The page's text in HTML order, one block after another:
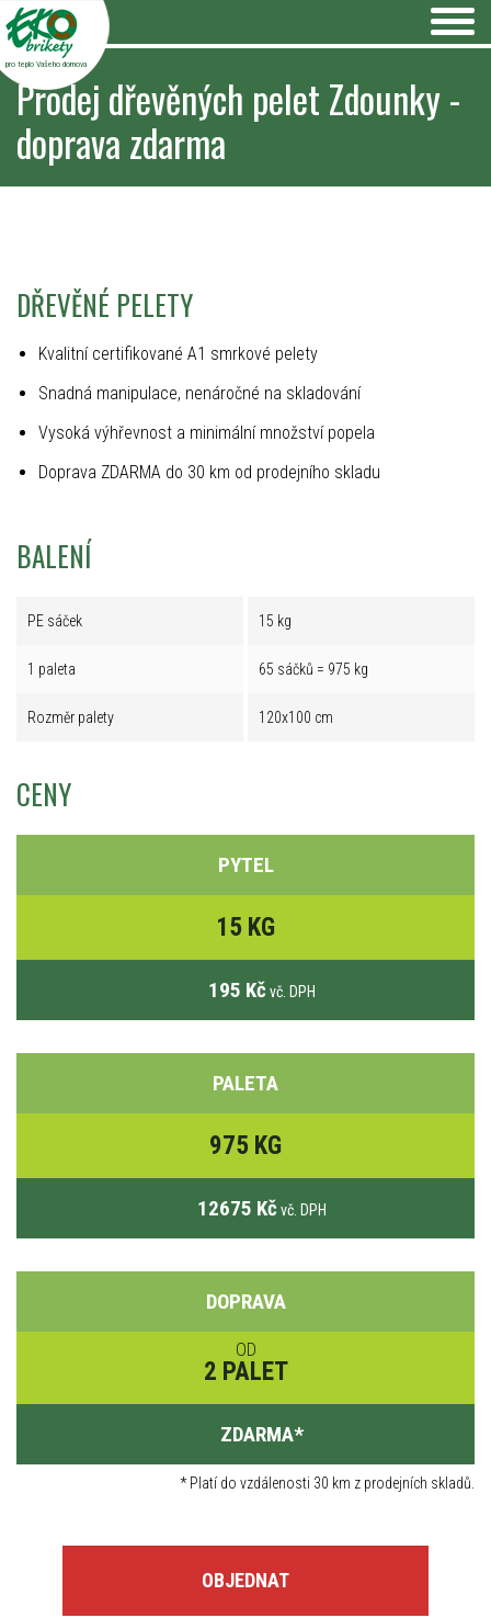
pro teplo Vašeho domova
Prodej dřevěných pelet Zdounky -
doprava zdarma
DŘEVĚNÉ PELETY
Kvalitní certifikované A1 smrkové pelety
Snadná manipulace, nenáročné na skladování
Vysoká výhřevnost a minimální množství popela
Doprava ZDARMA do 30 km od prodejního skladu
BALENÍ
PE sáček 15 kg
1 paleta 65 sáčků = 975 kg
Rozměr palety 120x100 cm
CENY
PYTEL
15 KG
195 Kč vč. DPH
PALETA
975 KG
12675 Kč vč. DPH
DOPRAVA
OD
2 PALET
ZDARMA*
*Platí do vzdálenosti 30 km z prodejních skladů.
OBJEDNAT